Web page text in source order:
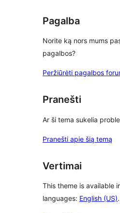
Pagalba
Norite ką nors mums
pagalbos?
Peržiūrėti pagalbos
Pranešti
Ar ši tema sukelia
Pranešti apie šią temą
Vertimai
This theme is available
languages: English (US).